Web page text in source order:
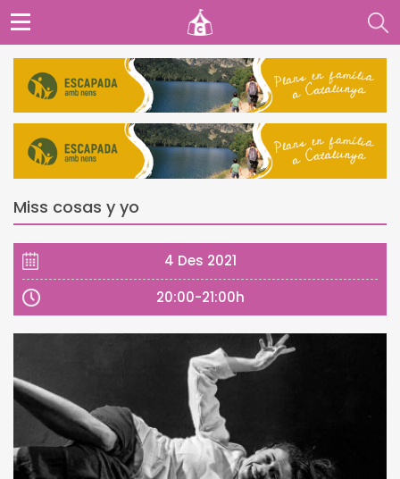
Miss cosas y yo
4 Des 2021
20:00-21:00h